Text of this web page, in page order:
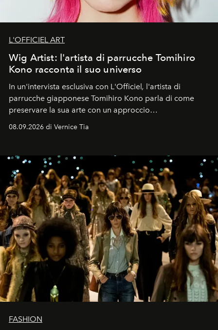
L'OFFICIEL ART
Wig Artist: l'artista di parrucche Tomihiro
Kono racconta il suo universo
In un'intervista esclusiva con L'Officiel, l'artista di
parrucche giapponese Tomihiro Kono parla di come
preservare la sua arte con un approccio
08.09.2026 di Vernice Tia
FASHION